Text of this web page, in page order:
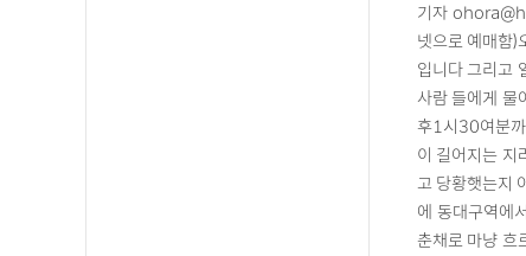
기자
넷으로 예매함)
입니다 그리고
사람 들에게 물
후1시30여분
이 길어지는 지
고 당황햇는지
에 동대구역에
춘채로 마냥 흐